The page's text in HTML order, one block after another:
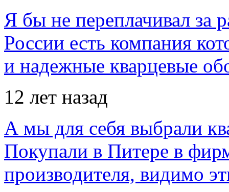
Я бы не переплачивал за
России есть компания
и надежные кварцевые
12 лет назад
А мы для себя выбрали
Покупали в Питере в
производителя, видимо